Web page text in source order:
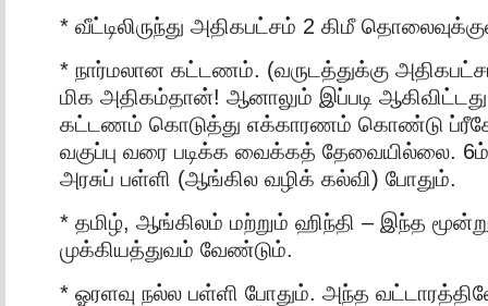
* வீட்டிலிருந்து அதிகபட்சம் 2 கிமீ
* நார்மலான கட்டணம். (வருடத்துக்கு
மிக அதிகம்தான்! ஆனாலும் இப்படி
கட்டணம் கொடுத்து எக்காரணம் கொண்டு
வகுப்பு வரை படிக்க வைக்கத் தேவையில்லை. 6ம்
அரசுப் பள்ளி (ஆங்கில வழிக் கல்வி) போதும்.
* தமிழ், ஆங்கிலம் மற்றும் ஹிந்தி – இந்த
முக்கியத்துவம் வேண்டும்.
* ஓரளவு நல்ல பள்ளி போதும். அந்த